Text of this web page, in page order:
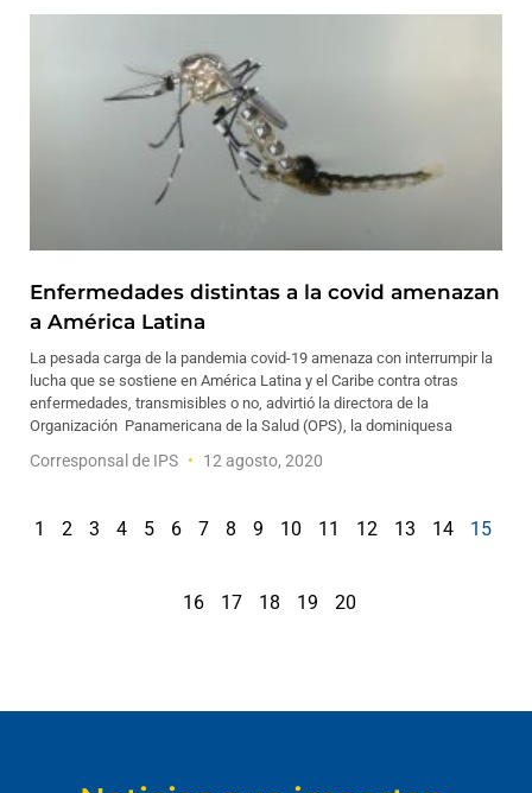
Enfermedades distintas a la covid amenazan
a América Latina
La pesada carga de la pandemia covid-19 amenaza con interrumpir la
lucha que se sostiene en América Latina y el Caribe contra otras
enfermedades, transmisibles o no, advirtió la directora de la
Organización Panamericana de la Salud (OPS), la dominiquesa
Corresponsal de IPS 12 agosto, 2020
1 2 3 4 5 6 7 8 9 10 11 12 13 14 15
16 17 18 19 20